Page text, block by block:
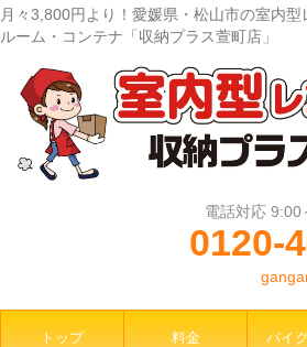
月々3,800円より！愛媛県・松山市の室内
ルーム・コンテナ「収納プラス萱町店」
0120-
トップ 料金 バイ